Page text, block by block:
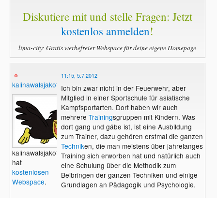
Diskutiere mit und stelle Fragen: Jetzt
kostenlos anmelden!
lima-city: Gratis werbefreier Webspace für deine eigene Homepage
kalinawalsjakoff
kalinawalsjakoff
hat
kostenlosen
Webspace.
11:15, 5.7.2012
Ich bin zwar nicht in der Feuerwehr, aber
Mitglied in einer Sportschule für asiatische
Kampfsportarten. Dort haben wir auch
mehrere Trainingsgruppen mit Kindern. Was
dort gang und gäbe ist, ist eine Ausbildung
zum Trainer, dazu gehören erstmal die ganzen
Techniken, die man meistens über jahrelanges
Training sich erworben hat und natürlich auch
eine Schulung über die Methodik zum
Beibringen der ganzen Techniken und einige
Grundlagen an Pädagogik und Psychologie.